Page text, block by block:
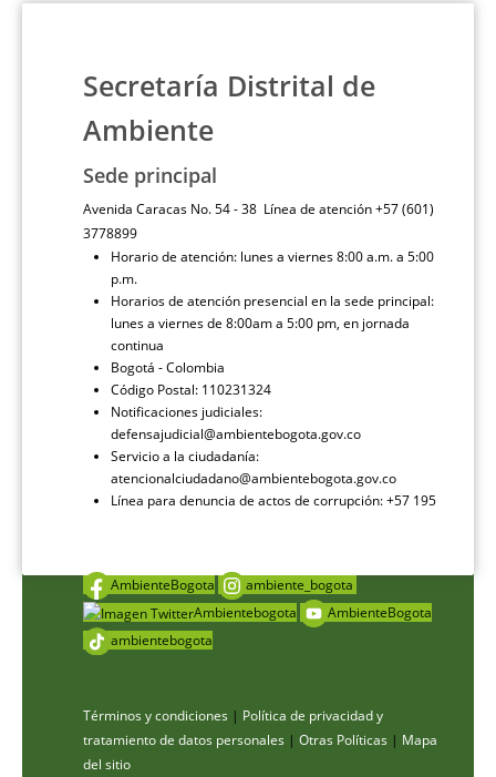
Secretaría Distrital de
Ambiente
Sede principal
Avenida Caracas No. 54 - 38 Línea de atención +57 (601)
3778899
Horario de atención: lunes a viernes 8:00 a.m. a 5:00
p.m.
Horarios de atención presencial en la sede principal:
lunes a viernes de 8:00am a 5:00 pm, en jornada
continua
Bogotá - Colombia
Código Postal: 110231324
Notificaciones judiciales:
defensajudicial@ambientebogota.gov.co
Servicio a la ciudadanía:
atencionalciudadano@ambientebogota.gov.co
Línea para denuncia de actos de corrupción: +57 195
AmbienteBogota
ambiente_bogota
Ambientebogota
AmbienteBogota
ambientebogota
Términos y condiciones | Política de privacidad y
tratamiento de datos personales | Otras Políticas | Mapa
del sitio